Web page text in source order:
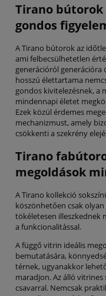
Tirano bútorok
gondos
A Tirano bútorok az
ami felbecsülhetetlen
generációról
hosszú élettartama
gondos kivitelezésnek, a
mindennapi életet
Ezek közül érdemes
mechanizmust, amely
csökkenti a szekrény
Tirano
megoldások
A Tirano kollekció
köszönhetően csak
tökéletesen illeszkednek
a funkcionalitással.
A függő vitrin ideális
bemutatására,
térnek, ugyanakkor
maradjon. Az álló
csavarral. Nemcsak